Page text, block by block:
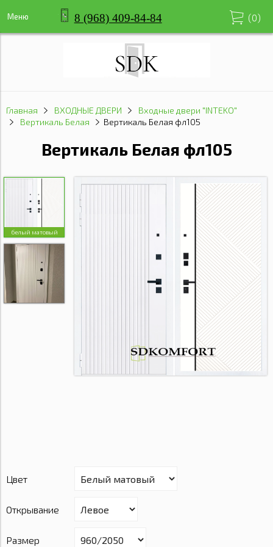
Меню 8 (968) 409-84-84 (0)
Главная ВХОДНЫЕ ДВЕРИ
Входные двери "INTEKO"
Вертикаль Белая
Вертикаль Белая фл105
Вертикаль Белая фл105
белый матовый
Цвет
Открывание
Размер